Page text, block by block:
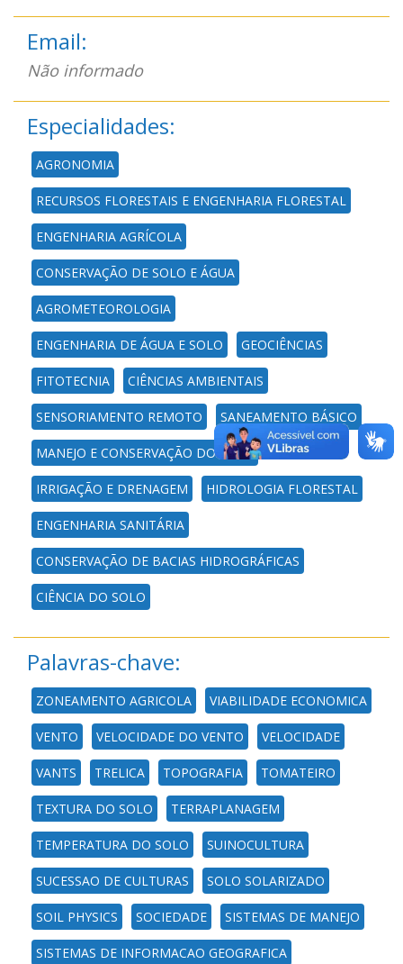
Email:
Não informado
Especialidades:
AGRONOMIA
RECURSOS FLORESTAIS E ENGENHARIA FLORESTAL
ENGENHARIA AGRÍCOLA
CONSERVAÇÃO DE SOLO E ÁGUA
AGROMETEOROLOGIA
ENGENHARIA DE ÁGUA E SOLO GEOCIÊNCIAS
FITOTECNIA CIÊNCIAS AMBIENTAIS
SENSORIAMENTO REMOTO SANEAMENTO BÁSICO
MANEJO E CONSERVAÇÃO DO SOLO
IRRIGAÇÃO E DRENAGEM HIDROLOGIA FLORESTAL
ENGENHARIA SANITÁRIA
CONSERVAÇÃO DE BACIAS HIDROGRÁFICAS
CIÊNCIA DO SOLO
Palavras-chave:
ZONEAMENTO AGRICOLA VIABILIDADE ECONOMICA
VENTO VELOCIDADE DO VENTO VELOCIDADE
VANTS TRELICA TOPOGRAFIA TOMATEIRO
TEXTURA DO SOLO TERRAPLANAGEM
TEMPERATURA DO SOLO SUINOCULTURA
SUCESSAO DE CULTURAS SOLO SOLARIZADO
SOIL PHYSICS SOCIEDADE SISTEMAS DE MANEJO
SISTEMAS DE INFORMACAO GEOGRAFICA